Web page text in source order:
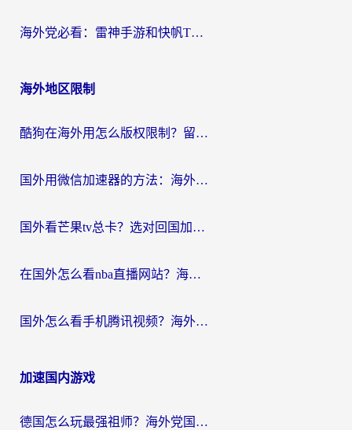
海外党必看：雷神手游和快帆TV版好用吗？3步选对回国加速器不踩坑
海外地区限制
酷狗在海外用怎么版权限制？留学生亲测：3步解决听国内音乐难题
国外用微信加速器的方法：海外党无缝连接国内生活的实用指南
国外看芒果tv总卡？选对回国加速器，轻松追《浪姐》不费劲
在国外怎么看nba直播网站？海外党专属体育观赛指南，告别地区限制！
国外怎么看手机腾讯视频？海外党亲测有效的追剧加速器选择指南
加速国内游戏
德国怎么玩最强祖师？海外党国服游戏加速器选择全攻略（附宝可梦Online实测）